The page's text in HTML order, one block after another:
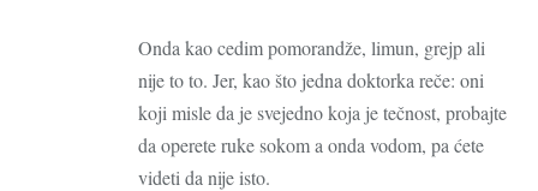
Onda kao cedim pomorandže, limun, grejp ali
nije to to. Jer, kao što jedna doktorka reče: oni
koji misle da je svejedno koja je tečnost, probajte
da operete ruke sokom a onda vodom, pa ćete
videti da nije isto.